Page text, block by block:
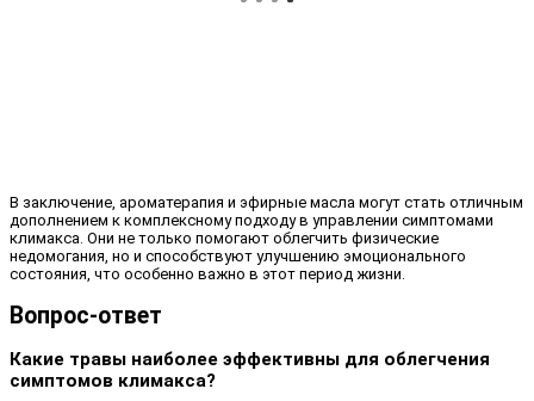
В заключение, ароматерапия и эфирные масла могут стать отличным
дополнением к комплексному подходу в управлении симптомами
климакса. Они не только помогают облегчить физические
недомогания, но и способствуют улучшению эмоционального
состояния, что особенно важно в этот период жизни.
Вопрос-ответ
Какие травы наиболее эффективны для облегчения
симптомов климакса?